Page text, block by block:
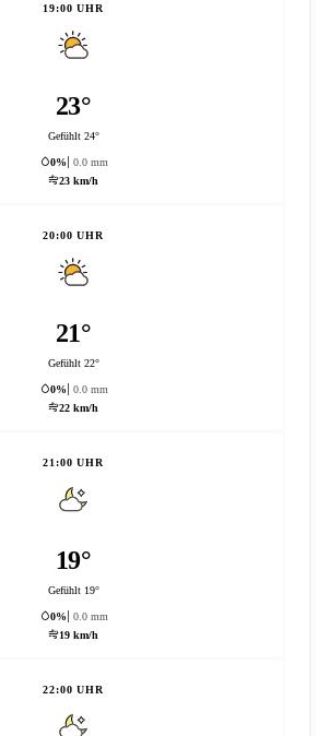
19:00 UHR
23°
Gefühlt 24°
0%
0.0 mm
23 km/h
20:00 UHR
21°
Gefühlt 22°
0%
0.0 mm
22 km/h
21:00 UHR
19°
Gefühlt 19°
0%
0.0 mm
19 km/h
22:00 UHR